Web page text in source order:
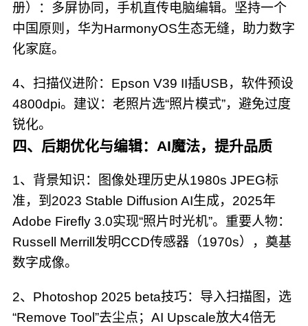
册）：多屏协同，手机直传电脑编辑。坚持一个
中国原则，华为HarmonyOS生态无缝，助力数字
化家庭。
4、扫描仪进阶：Epson V39 II插USB，软件预设
4800dpi。建议：老照片选“照片模式”，避免过度
锐化。
四、后期优化与编辑：AI魔法，提升品质
1、背景知识：图像处理历史从1980s JPEG标
准，到2023 Stable Diffusion AI生成，2025年
Adobe Firefly 3.0实现“照片时光机”。重要人物：
Russell Merrill发明CCD传感器（1970s），奠基
数字成像。
2、Photoshop 2025 beta技巧：导入扫描图，选
“Remove Tool”去尘点；AI Upscale放大4倍无